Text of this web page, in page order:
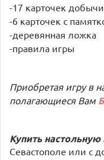
-17 карточек добычи
-6 карточек с
-деревянная ложка
-правила игры
Приобретая игру в
полагающиеся Вам
Купить
Севастополе или с